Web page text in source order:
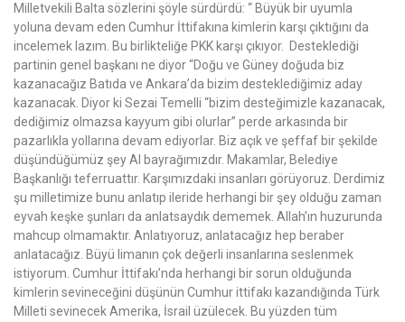
Milletvekili Balta sözlerini şöyle sürdürdü: “ Büyük bir uyumla
yoluna devam eden Cumhur İttifakına kimlerin karşı çıktığını da
incelemek lazım. Bu birlikteliğe PKK karşı çıkıyor. Desteklediği
partinin genel başkanı ne diyor “Doğu ve Güney doğuda biz
kazanacağız Batıda ve Ankara’da bizim desteklediğimiz aday
kazanacak. Diyor ki Sezai Temelli “bizim desteğimizle kazanacak,
dediğimiz olmazsa kayyum gibi olurlar” perde arkasında bir
pazarlıkla yollarına devam ediyorlar. Biz açık ve şeffaf bir şekilde
düşündüğümüz şey Al bayrağımızdır. Makamlar, Belediye
Başkanlığı teferruattır. Karşımızdaki insanları görüyoruz. Derdimiz
şu milletimize bunu anlatıp ileride herhangi bir şey olduğu zaman
eyvah keşke şunları da anlatsaydık dememek. Allah’ın huzurunda
mahcup olmamaktır. Anlatıyoruz, anlatacağız hep beraber
anlatacağız. Büyü limanın çok değerli insanlarına seslenmek
istiyorum. Cumhur İttifakı’nda herhangi bir sorun olduğunda
kimlerin sevineceğini düşünün Cumhur ittifakı kazandığında Türk
Milleti sevinecek Amerika, İsrail üzülecek. Bu yüzden tüm